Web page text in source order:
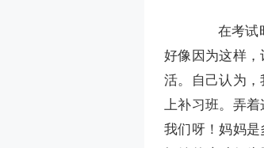
在考试时
好像因为这样
活。自己认为，
上补习班。弄
我们呀！妈妈